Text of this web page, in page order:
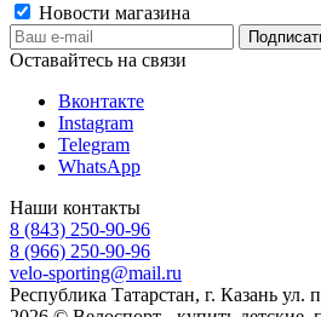
Новости магазина
Оставайтесь на связи
Вконтакте
Instagram
Telegram
WhatsApp
Наши контакты
8 (843) 250-90-96
8 (966) 250-90-96
velo-sporting@mail.ru
Республика Татарстан, г. Казань ул.